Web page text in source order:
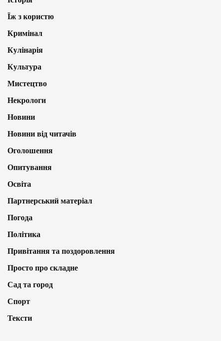
Їж з користю
Кримінал
Кулінарія
Культура
Мистецтво
Некрологи
Новини
Новини від читачів
Оголошення
Опитування
Освіта
Партнерський матеріал
Погода
Політика
Привітання та поздоровлення
Просто про складне
Сад та город
Спорт
Тексти